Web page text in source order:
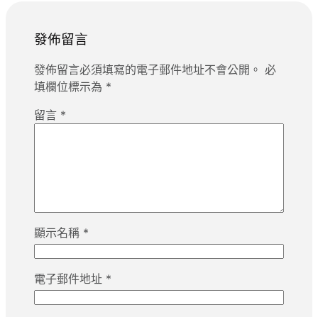
發佈留言
發佈留言必須填寫的電子郵件地址不會公開。 必
填欄位標示為 *
留言 *
顯示名稱 *
電子郵件地址 *